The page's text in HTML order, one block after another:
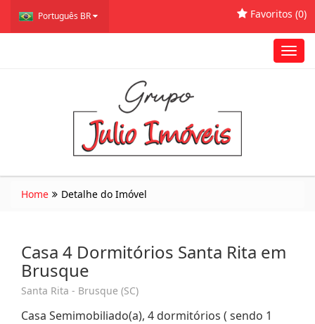
Português BR Favoritos (0)
Home Detalhe do Imóvel
Casa 4 Dormitórios Santa Rita em
Brusque
Santa Rita - Brusque (SC)
Casa Semimobiliado(a), 4 dormitórios ( sendo 1